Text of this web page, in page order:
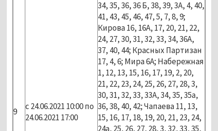
9
с 24.06.2021 10:00 по
24.06.2021 17:00
34, 35, 36, 36 Б, 38, 39, 3А, 4, 40,
41, 43, 45, 46, 47, 5, 7, 8, 9;
Кирова 16, 16А, 17, 20, 21, 22,
24, 27, 30, 31, 32, 33, 34, 36А,
37, 40, 44; Красных Партизан
17, 4, 6; Мира 6А; Набережная
1, 12, 13, 15, 16, 17, 19, 2, 20,
21, 22, 23, 24, 25, 26, 27, 28, 3,
30, 31, 32, 33, 33А, 34, 35, 35а,
36, 38, 40, 42; Чапаева 11, 13,
15, 16, 17, 18, 19, 20, 21, 23, 24,
24а, 25, 26, 27, 28, 3, 32, 33, 35,